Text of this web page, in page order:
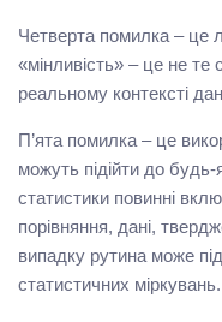
Четверта помилка – це
«мінливість» – це не те
реальному контексті
П’ята помилка – це
можуть підійти до будь-
статистики повинні
порівняння, дані,
випадку рутина може
статистичних міркувань.